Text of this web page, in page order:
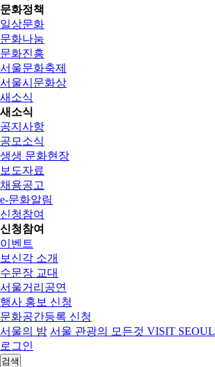
문화정책
일상문화
문화나눔
문화진흥
서울문화축제
서울시문화상
새소식
새소식
공지사항
공모소식
생생 문화현장
보도자료
채용공고
e-문화알림
신청참여
신청참여
이벤트
보신각 소개
수문장 교대
서울거리공연
행사 홍보 신청
문화공간등록 신청
서울의 밤 서울 관광의 모든것 VISIT SEOUL
로그인
검색